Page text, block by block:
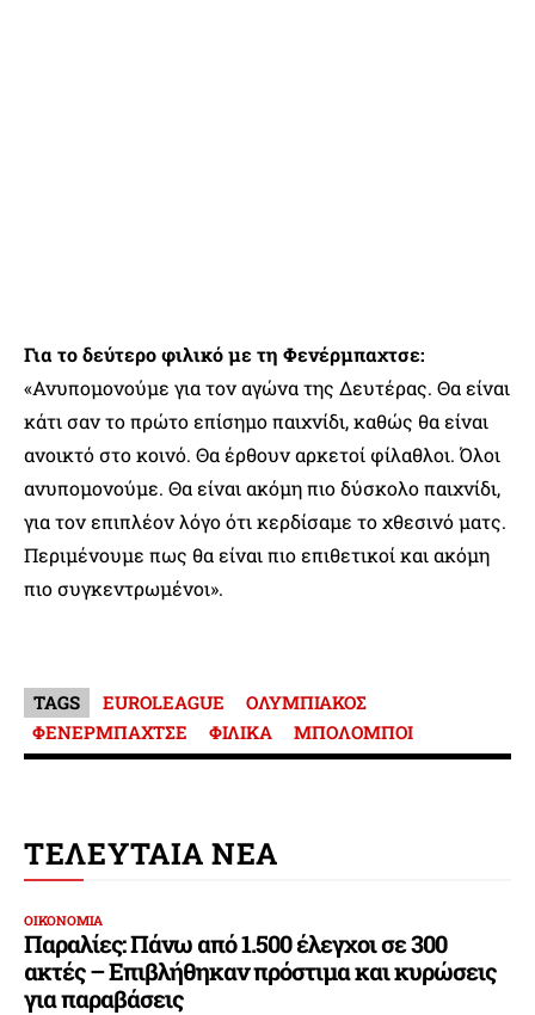
Για το δεύτερο φιλικό με τη Φενέρμπαχτσε:
«Ανυπομονούμε για τον αγώνα της Δευτέρας. Θα είναι
κάτι σαν το πρώτο επίσημο παιχνίδι, καθώς θα είναι
ανοικτό στο κοινό. Θα έρθουν αρκετοί φίλαθλοι. Όλοι
ανυπομονούμε. Θα είναι ακόμη πιο δύσκολο παιχνίδι,
για τον επιπλέον λόγο ότι κερδίσαμε το χθεσινό ματς.
Περιμένουμε πως θα είναι πιο επιθετικοί και ακόμη
πιο συγκεντρωμένοι».
TAGS EUROLEAGUE
ΟΛΥΜΠΙΑΚΟΣ
ΦΕΝΕΡΜΠΑΧΤΣΕ
ΦΙΛΙΚΑ ΜΠΟΛΟΜΠΟΙ
ΤΕΛΕΥΤΑΙΑ ΝΕΑ
ΟΙΚΟΝΟΜΙΑ
Παραλίες: Πάνω από 1.500 έλεγχοι σε 300
ακτές – Επιβλήθηκαν πρόστιμα και κυρώσεις
για παραβάσεις